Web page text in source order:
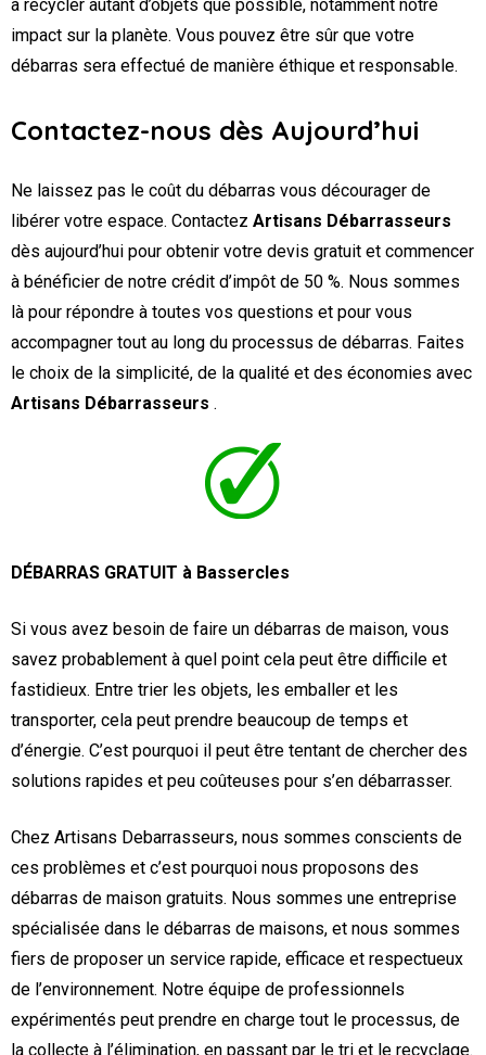
à recycler autant d’objets que possible, notamment notre
impact sur la planète. Vous pouvez être sûr que votre
débarras sera effectué de manière éthique et responsable.
Contactez-nous dès Aujourd’hui
Ne laissez pas le coût du débarras vous décourager de
libérer votre espace. Contactez Artisans Débarrasseurs
dès aujourd’hui pour obtenir votre devis gratuit et commencer
à bénéficier de notre crédit d’impôt de 50 %. Nous sommes
là pour répondre à toutes vos questions et pour vous
accompagner tout au long du processus de débarras. Faites
le choix de la simplicité, de la qualité et des économies avec
Artisans Débarrasseurs .
DÉBARRAS GRATUIT à Bassercles
Si vous avez besoin de faire un débarras de maison, vous
savez probablement à quel point cela peut être difficile et
fastidieux. Entre trier les objets, les emballer et les
transporter, cela peut prendre beaucoup de temps et
d’énergie. C’est pourquoi il peut être tentant de chercher des
solutions rapides et peu coûteuses pour s’en débarrasser.
Chez Artisans Debarrasseurs, nous sommes conscients de
ces problèmes et c’est pourquoi nous proposons des
débarras de maison gratuits. Nous sommes une entreprise
spécialisée dans le débarras de maisons, et nous sommes
fiers de proposer un service rapide, efficace et respectueux
de l’environnement. Notre équipe de professionnels
expérimentés peut prendre en charge tout le processus, de
la collecte à l’élimination, en passant par le tri et le recyclage.